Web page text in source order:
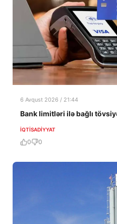
6 Avqust 2026 / 21:44
Bank limitləri ilə bağlı
İQTISADIYYAT
0 0